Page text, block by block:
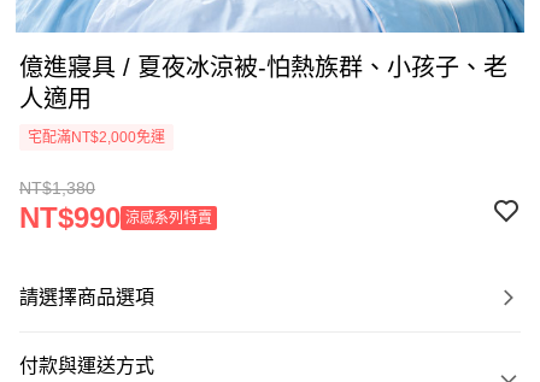
億進寢具 / 夏夜冰涼被-怕熱族群、小孩子、老
人適用
宅配滿NT$2,000免運
NT$1,380
NT$990 涼感系列特賣
請選擇商品選項
付款與運送方式